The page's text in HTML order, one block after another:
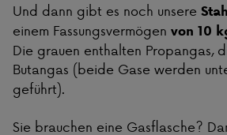
Und dann gibt es noch unsere
einem Fassungsvermögen von 10
Die grauen enthalten Propangas,
Butangas (beide Gase werden
geführt).
Sie brauchen eine Gasflasche?